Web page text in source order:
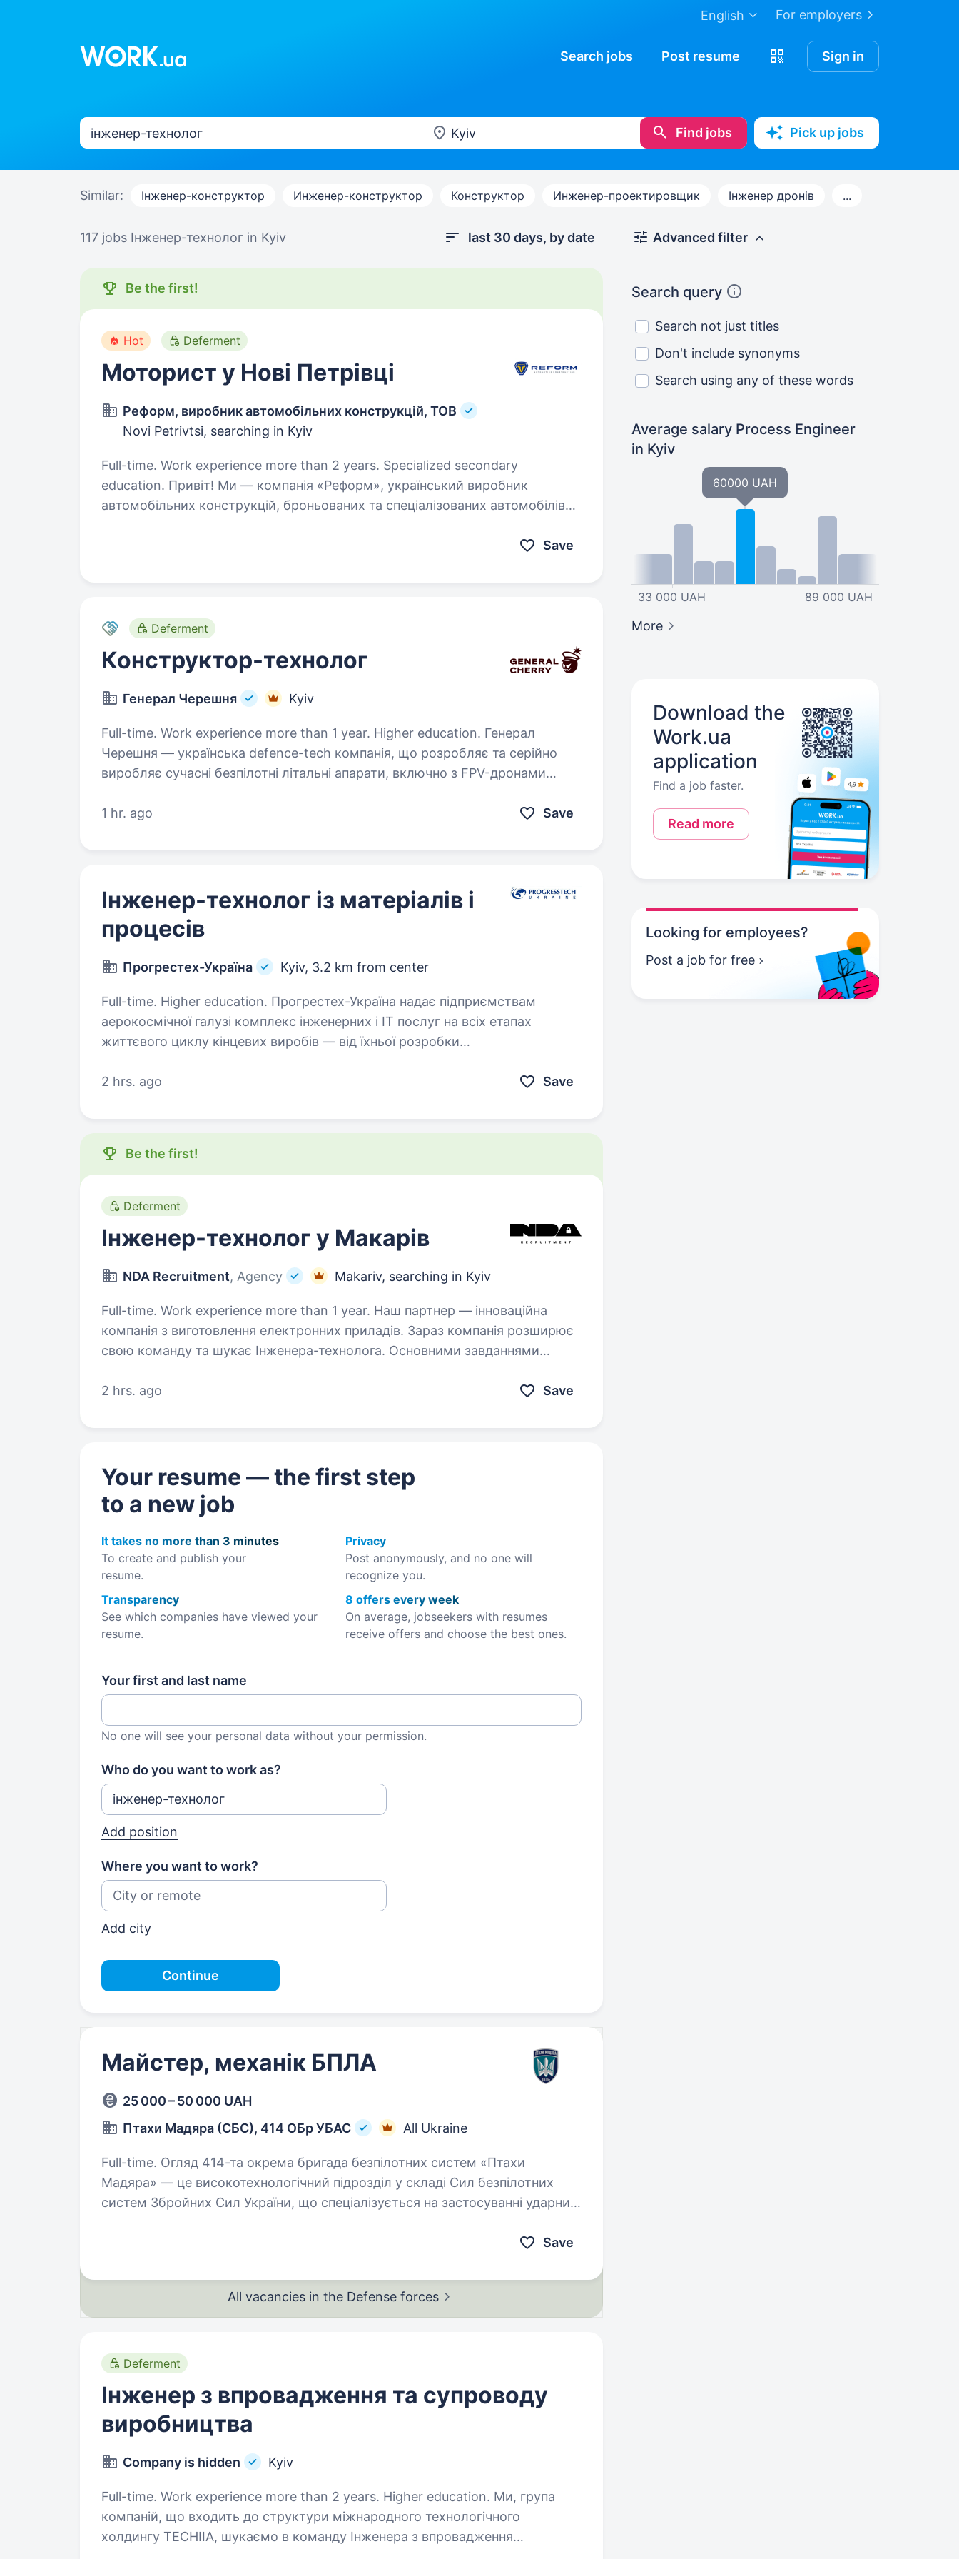
For employers
English
Search jobs Post resume Sign in
Find jobs Pick up jobs
Similar: Інженер-конструктор Инженер-конструктор Конструктор Инженер-проектировщик Інженер дронів ...
117 jobs Інженер-технолог in Kyiv last 30 days, by date
Be the first!
Hot Deferment
Моторист у Нові Петрівці
Реформ, виробник автомобільних конструкцій, ТОВ
Novi Petrivtsi, searching in Kyiv
Full-time. Work experience more than 2 years. Specialized secondary
education. Привіт! Ми — компанія «Реформ», український виробник
автомобільних конструкцій, броньованих та спеціалізованих автомобілів
Save
Deferment
Конструктор-технолог
Генерал Черешня Kyiv
Full-time. Work experience more than 1 year. Higher education. Генерал
Черешня — українська defence-tech компанія, що розробляє та серійно
виробляє сучасні безпілотні літальні апарати, включно з FPV-дронами
наші…
1 hr. ago Save
Інженер-технолог із матеріалів і
процесів
Прогрестех-Україна Kyiv, 3.2 km from center
Full-time. Higher education. Прогрестех-Україна надає підприємствам
аерокосмічної галузі комплекс інженерних і ІТ послуг на всіх етапах
життєвого циклу кінцевих виробів — від їхньої розробки
2 hrs. ago
Save
Be the first!
Deferment
Інженер-технолог у Макарів
NDA Recruitment, Agency Makariv, searching in Kyiv
Full-time. Work experience more than 1 year. Наш партнер — інноваційна
компанія з виготовлення електронних приладів. Зараз компанія розширює
свою команду та шукає Інженера-технолога. Основними завданнями
2 hrs. ago
Save
Your resume — the first step
to a new job
It takes no more than 3 minutes
To create and publish your
resume.
Privacy
Post anonymously, and no one will
recognize you.
Transparency
See which companies have viewed your
resume.
8 offers every week
On average, jobseekers with resumes
receive offers and choose the best ones.
Your first and last name
No one will see your personal data without your permission.
Who do you want to work as?
Add position
Where you want to work?
Add city
Continue
Майстер, механік БПЛА
25 000 – 50 000 UAH
Птахи Мадяра (СБС), 414 ОБр УБАС
All Ukraine
Full-time. Огляд 414-та окрема бригада безпілотних систем «Птахи
Мадяра» — це високотехнологічний підрозділ у складі Сил безпілотних
систем Збройних Сил України, що спеціалізується на застосуванні ударних,
Save
All vacancies in the Defense forces
Deferment
Інженер з впровадження та супроводу
виробництва
Company is hidden Kyiv
Full-time. Work experience more than 2 years. Higher education. Ми, група
компаній, що входить до структури міжнародного технологічного
холдингу TECHIIA, шукаємо в команду Інженера з впровадження
Advanced filter
Search query
Search not just titles
Don't include synonyms
Search using any of these words
Average salary Process Engineer
in Kyiv
33 000 UAH
60000 UAH
89 000 UAH
More
Download the
Work.ua
application
Find a job faster.
Read more
Looking for employees?
Post a job for free